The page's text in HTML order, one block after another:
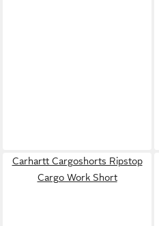
Carhartt Cargoshorts Ripstop
Cargo Work Short